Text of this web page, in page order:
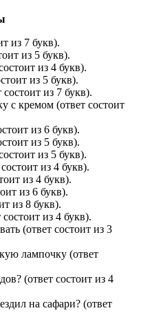
из 7 букв).
из 5 букв).
из 4 букв).
из 5 букв).
состоит из 7 букв).
с кремом (ответ состоит
из 6 букв).
из 5 букв).
из 5 букв).
из 4 букв).
из 4 букв).
из 6 букв).
из 8 букв).
состоит из 4 букв).
(ответ состоит из 3
лампочку (ответ
(ответ состоит из 4
на сафари? (ответ